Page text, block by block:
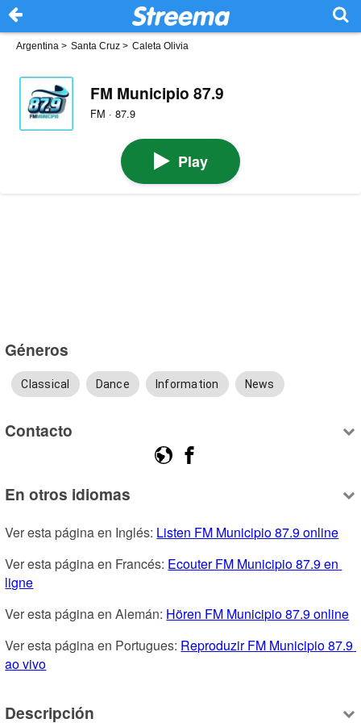
Argentina > Santa Cruz > Caleta Olivia
FM Municipio 87.9
FM · 87.9
Play
Géneros
Classical Dance Information News
Contacto
En otros idiomas
Ver esta página en Inglés: Listen FM Municipio 87.9 online
Ver esta página en Francés: Ecouter FM Municipio 87.9 en
ligne
Ver esta página en Alemán: Hören FM Municipio 87.9 online
Ver esta página en Portugues: Reproduzir FM Municipio 87.9
ao vivo
Descripción